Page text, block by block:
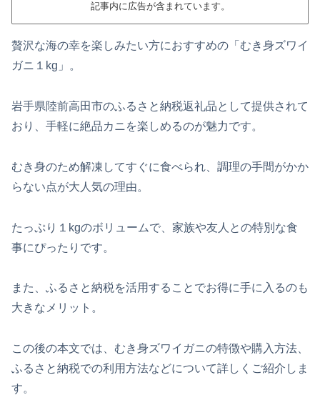
記事内に広告が含まれています。
贅沢な海の幸を楽しみたい方におすすめの「むき身ズワイ
ガニ１kg」。
岩手県陸前高田市のふるさと納税返礼品として提供されて
おり、手軽に絶品カニを楽しめるのが魅力です。
むき身のため解凍してすぐに食べられ、調理の手間がかか
らない点が大人気の理由。
たっぷり１kgのボリュームで、家族や友人との特別な食
事にぴったりです。
また、ふるさと納税を活用することでお得に手に入るのも
大きなメリット。
この後の本文では、むき身ズワイガニの特徴や購入方法、
ふるさと納税での利用方法などについて詳しくご紹介しま
す。